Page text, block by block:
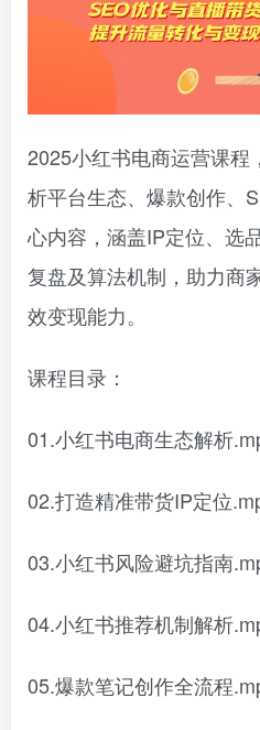
2025小红书电商运营课程
析平台生态、爆款创作、
心内容，涵盖IP定位、选
复盘及算法机制，助力商
效变现能力。
课程目录：
01.小红书电商生态解析
02.打造精准带货IP定位
03.小红书风险避坑指南
04.小红书推荐机制解析
05.爆款笔记创作全流程